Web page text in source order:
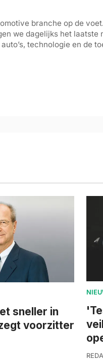
branche op de
we dagelijks het laatste
technologie en de
sneller in
voorzitter